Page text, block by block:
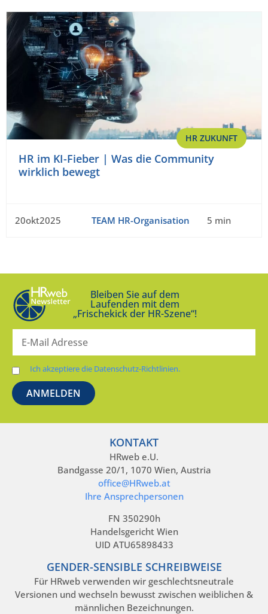
HR ZUKUNFT
HR im KI-Fieber | Was die Community
wirklich bewegt
20okt2025 TEAM HR-Organisation 5 min
Bleiben Sie auf dem
Laufenden mit dem
„Frischekick der HR-Szene“!
Ich akzeptiere die Datenschutz-Richtlinien.
KONTAKT
HRweb e.U.
Bandgasse 20/1, 1070 Wien, Austria
office@HRweb.at
Ihre Ansprechpersonen
FN 350290h
Handelsgericht Wien
UID ATU65898433
GENDER-SENSIBLE SCHREIBWEISE
Für HRweb verwenden wir geschlechtsneutrale
Versionen und wechseln bewusst zwischen weiblichen &
männlichen Bezeichnungen.